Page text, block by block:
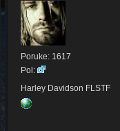
Poruke: 1617
Pol:
Harley Davidson FLSTF